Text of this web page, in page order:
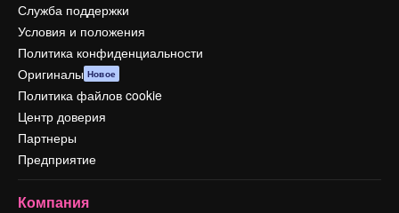
Служба поддержки
Условия и положения
Политика конфиденциальности
Оригиналы Новое
Политика файлов cookie
Центр доверия
Партнеры
Предприятие
Компания